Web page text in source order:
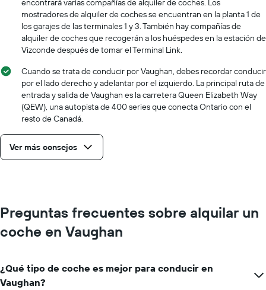
encontrará varias compañías de alquiler de coches. Los
mostradores de alquiler de coches se encuentran en la planta 1 de
los garajes de las terminales 1 y 3. También hay compañías de
alquiler de coches que recogerán a los huéspedes en la estación de
Vizconde después de tomar el Terminal Link.
Cuando se trata de conducir por Vaughan, debes recordar conducir
por el lado derecho y adelantar por el izquierdo. La principal ruta de
entrada y salida de Vaughan es la carretera Queen Elizabeth Way
(QEW), una autopista de 400 series que conecta Ontario con el
resto de Canadá.
Ver más consejos
Preguntas frecuentes sobre alquilar un
coche en Vaughan
¿Qué tipo de coche es mejor para conducir en
Vaughan?